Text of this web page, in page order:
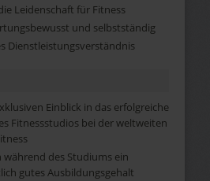
Leidenschaft für Fitness
und selbstständig
Dienstleistungsverständnis
Einblick in das erfolgreiche
Fitnessstudios bei der weltweiten
des Studiums ein
gutes Ausbildungsgehalt